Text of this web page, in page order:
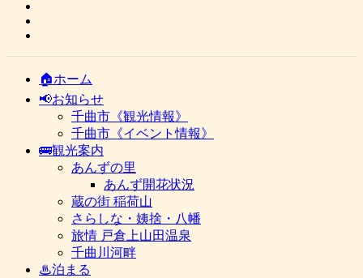
🏠ホーム
📢お知らせ
千曲市《観光情報》
千曲市《イベント情報》
🚌観光案内
あんずの里
あんず開花状況
蔵の街 稲荷山
さらしな・姨捨・八幡
旅情 戸倉上山田温泉
千曲川河畔
♨泊まる